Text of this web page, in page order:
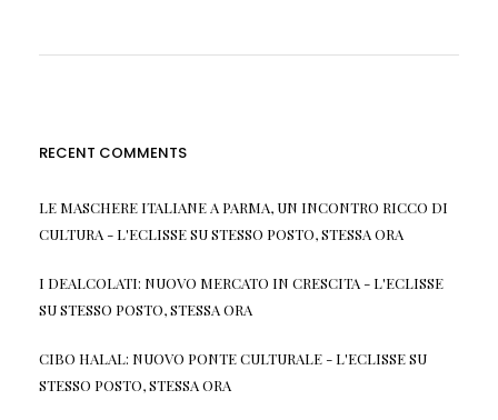
RECENT COMMENTS
LE MASCHERE ITALIANE A PARMA, UN INCONTRO RICCO DI
CULTURA - L'ECLISSESUSTESSO POSTO, STESSA ORA
I DEALCOLATI: NUOVO MERCATO IN CRESCITA - L'ECLISSE
SUSTESSO POSTO, STESSA ORA
CIBO HALAL: NUOVO PONTE CULTURALE - L'ECLISSESU
STESSO POSTO, STESSA ORA